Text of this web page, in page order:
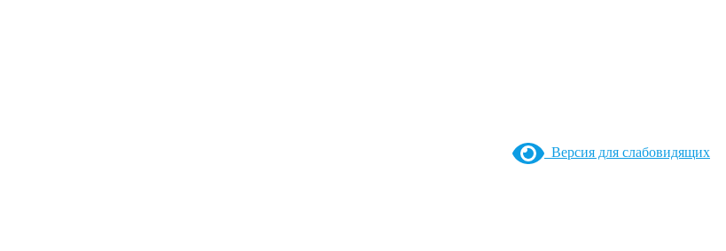
Версия для слабовидящих